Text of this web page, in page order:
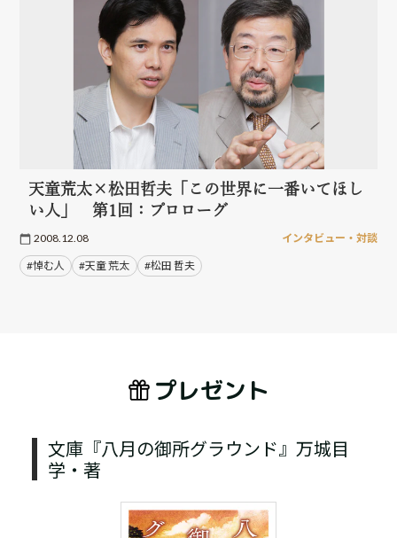
天童荒太×松田哲夫「この世界に一番いてほし
い人」 第1回：プロローグ
2008.12.08 インタビュー・対談
#悼む人 #天童 荒太 #松田 哲夫
プレゼント
文庫『八月の御所グラウンド』万城目
学・著